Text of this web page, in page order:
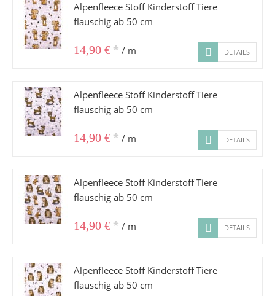
Alpenfleece Stoff Kinderstoff Tiere
flauschig ab 50 cm
14,90 € * / m DETAILS
Alpenfleece Stoff Kinderstoff Tiere
flauschig ab 50 cm
14,90 € * / m DETAILS
Alpenfleece Stoff Kinderstoff Tiere
flauschig ab 50 cm
14,90 € * / m DETAILS
Alpenfleece Stoff Kinderstoff Tiere
flauschig ab 50 cm